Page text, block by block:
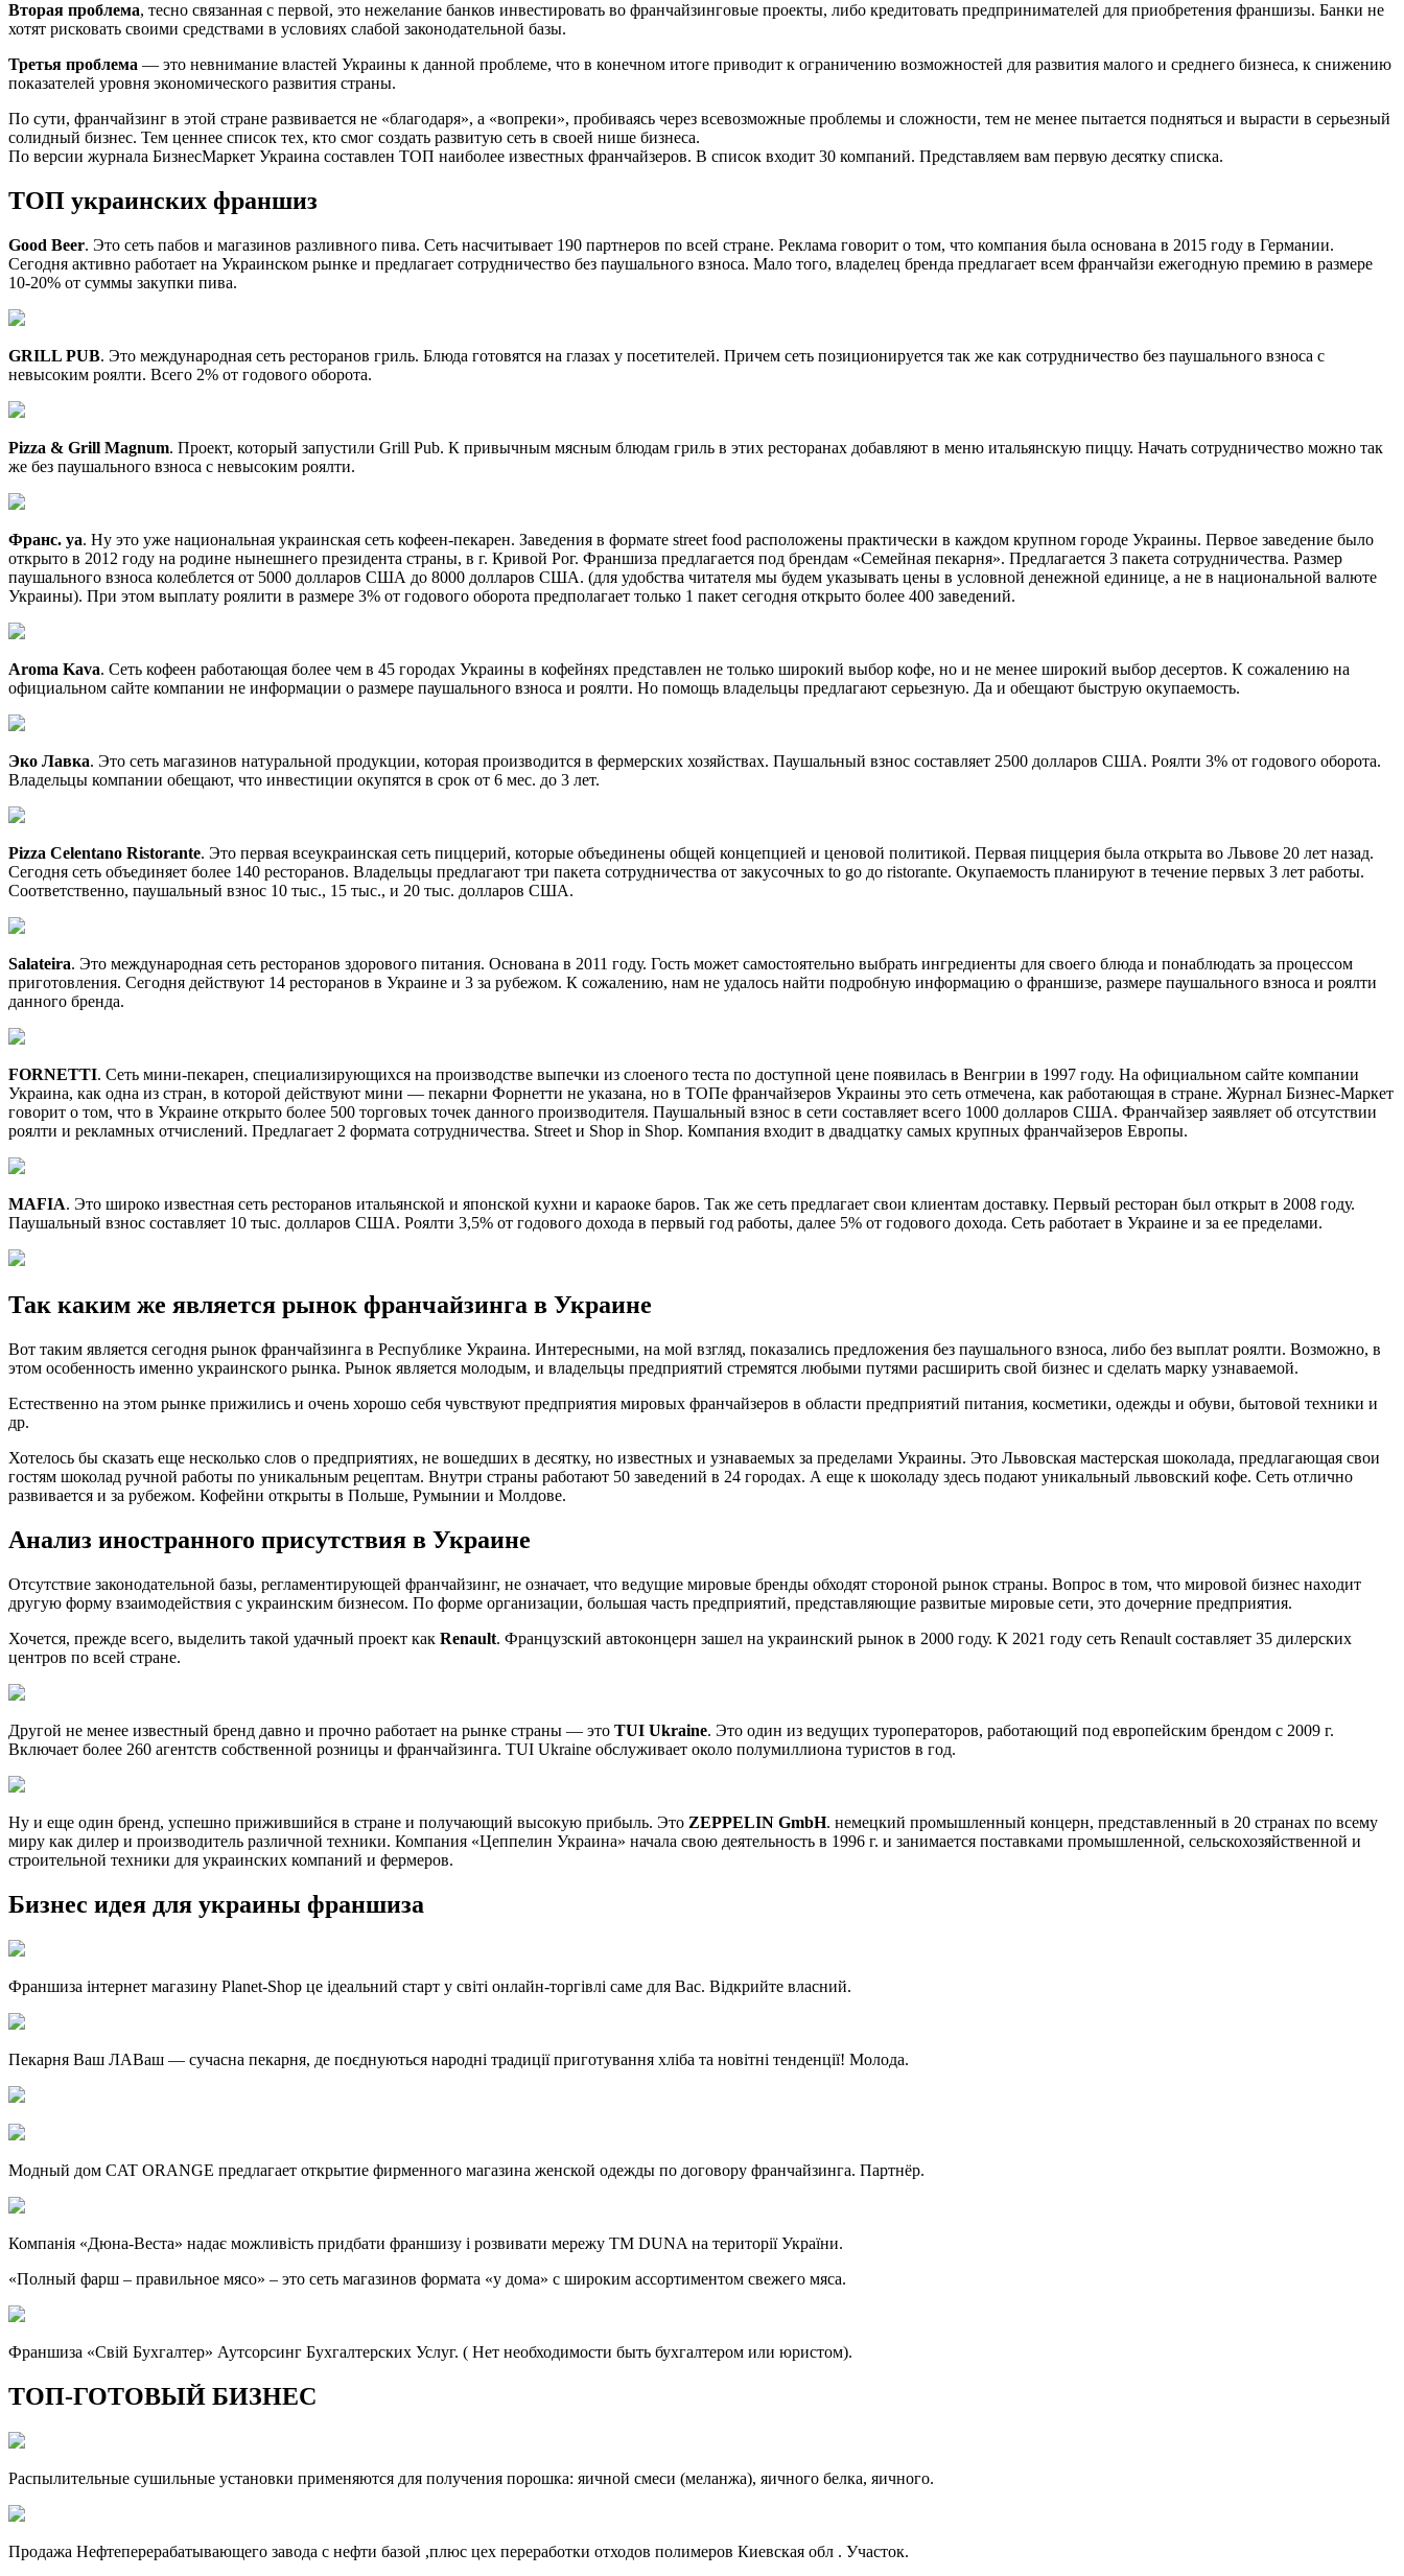
Вторая проблема, тесно связанная с первой, это нежелание банков инвестировать во франчайзинговые проекты, либо кредитовать предпринимателей для приобретения франшизы. Банки не
хотят рисковать своими средствами в условиях слабой законодательной базы.
Третья проблема — это невнимание властей Украины к данной проблеме, что в конечном итоге приводит к ограничению возможностей для развития малого и среднего бизнеса, к снижению
показателей уровня экономического развития страны.
По сути, франчайзинг в этой стране развивается не «благодаря», а «вопреки», пробиваясь через всевозможные проблемы и сложности, тем не менее пытается подняться и вырасти в серьезный
солидный бизнес. Тем ценнее список тех, кто смог создать развитую сеть в своей нише бизнеса.
По версии журнала БизнесМаркет Украина составлен ТОП наиболее известных франчайзеров. В список входит 30 компаний. Представляем вам первую десятку списка.
ТОП украинских франшиз
Good Beer. Это сеть пабов и магазинов разливного пива. Сеть насчитывает 190 партнеров по всей стране. Реклама говорит о том, что компания была основана в 2015 году в Германии.
Сегодня активно работает на Украинском рынке и предлагает сотрудничество без паушального взноса. Мало того, владелец бренда предлагает всем франчайзи ежегодную премию в размере
10-20% от суммы закупки пива.
GRILL PUB. Это международная сеть ресторанов гриль. Блюда готовятся на глазах у посетителей. Причем сеть позиционируется так же как сотрудничество без паушального взноса с
невысоким роялти. Всего 2% от годового оборота.
Pizza & Grill Magnum. Проект, который запустили Grill Pub. К привычным мясным блюдам гриль в этих ресторанах добавляют в меню итальянскую пиццу. Начать сотрудничество можно так
же без паушального взноса с невысоким роялти.
Франс. уа. Ну это уже национальная украинская сеть кофеен-пекарен. Заведения в формате street food расположены практически в каждом крупном городе Украины. Первое заведение было
открыто в 2012 году на родине нынешнего президента страны, в г. Кривой Рог. Франшиза предлагается под брендам «Семейная пекарня». Предлагается 3 пакета сотрудничества. Размер
паушального взноса колеблется от 5000 долларов США до 8000 долларов США. (для удобства читателя мы будем указывать цены в условной денежной единице, а не в национальной валюте
Украины). При этом выплату роялити в размере 3% от годового оборота предполагает только 1 пакет cегодня открыто более 400 заведений.
Aroma Kava. Сеть кофеен работающая более чем в 45 городах Украины в кофейнях представлен не только широкий выбор кофе, но и не менее широкий выбор десертов. К сожалению на
официальном сайте компании не информации о размере паушального взноса и роялти. Но помощь владельцы предлагают серьезную. Да и обещают быструю окупаемость.
Эко Лавка. Это сеть магазинов натуральной продукции, которая производится в фермерских хозяйствах. Паушальный взнос составляет 2500 долларов США. Роялти 3% от годового оборота.
Владельцы компании обещают, что инвестиции окупятся в срок от 6 мес. до 3 лет.
Pizza Celentano Ristorante. Это первая всеукраинская сеть пиццерий, которые объединены общей концепцией и ценовой политикой. Первая пиццерия была открыта во Львове 20 лет назад.
Сегодня сеть объединяет более 140 ресторанов. Владельцы предлагают три пакета сотрудничества от закусочных to go до ristorante. Окупаемость планируют в течение первых 3 лет работы.
Соответственно, паушальный взнос 10 тыс., 15 тыс., и 20 тыс. долларов США.
Salateira. Это международная сеть ресторанов здорового питания. Основана в 2011 году. Гость может самостоятельно выбрать ингредиенты для своего блюда и понаблюдать за процессом
приготовления. Сегодня действуют 14 ресторанов в Украине и 3 за рубежом. К сожалению, нам не удалось найти подробную информацию о франшизе, размере паушального взноса и роялти
данного бренда.
FORNETTI. Сеть мини-пекарен, специализирующихся на производстве выпечки из слоеного теста по доступной цене появилась в Венгрии в 1997 году. На официальном сайте компании
Украина, как одна из стран, в которой действуют мини — пекарни Форнетти не указана, но в ТОПе франчайзеров Украины это сеть отмечена, как работающая в стране. Журнал Бизнес-Маркет
говорит о том, что в Украине открыто более 500 торговых точек данного производителя. Паушальный взнос в сети составляет всего 1000 долларов США. Франчайзер заявляет об отсутствии
роялти и рекламных отчислений. Предлагает 2 формата сотрудничества. Street и Shop in Shop. Компания входит в двадцатку самых крупных франчайзеров Европы.
MAFIA. Это широко известная сеть ресторанов итальянской и японской кухни и караоке баров. Так же сеть предлагает свои клиентам доставку. Первый ресторан был открыт в 2008 году.
Паушальный взнос составляет 10 тыс. долларов США. Роялти 3,5% от годового дохода в первый год работы, далее 5% от годового дохода. Сеть работает в Украине и за ее пределами.
Так каким же является рынок франчайзинга в Украине
Вот таким является сегодня рынок франчайзинга в Республике Украина. Интересными, на мой взгляд, показались предложения без паушального взноса, либо без выплат роялти. Возможно, в
этом особенность именно украинского рынка. Рынок является молодым, и владельцы предприятий стремятся любыми путями расширить свой бизнес и сделать марку узнаваемой.
Естественно на этом рынке прижились и очень хорошо себя чувствуют предприятия мировых франчайзеров в области предприятий питания, косметики, одежды и обуви, бытовой техники и
др.
Хотелось бы сказать еще несколько слов о предприятиях, не вошедших в десятку, но известных и узнаваемых за пределами Украины. Это Львовская мастерская шоколада, предлагающая свои
гостям шоколад ручной работы по уникальным рецептам. Внутри страны работают 50 заведений в 24 городах. А еще к шоколаду здесь подают уникальный львовский кофе. Сеть отлично
развивается и за рубежом. Кофейни открыты в Польше, Румынии и Молдове.
Анализ иностранного присутствия в Украине
Отсутствие законодательной базы, регламентирующей франчайзинг, не означает, что ведущие мировые бренды обходят стороной рынок страны. Вопрос в том, что мировой бизнес находит
другую форму взаимодействия с украинским бизнесом. По форме организации, большая часть предприятий, представляющие развитые мировые сети, это дочерние предприятия.
Хочется, прежде всего, выделить такой удачный проект как Renault. Французский автоконцерн зашел на украинский рынок в 2000 году. К 2021 году сеть Renault составляет 35 дилерских
центров по всей стране.
Другой не менее известный бренд давно и прочно работает на рынке страны — это TUI Ukraine. Это один из ведущих туроператоров, работающий под европейским брендом с 2009 г.
Включает более 260 агентств собственной розницы и франчайзинга. TUI Ukraine обслуживает около полумиллиона туристов в год.
Ну и еще один бренд, успешно прижившийся в стране и получающий высокую прибыль. Это ZEPPELIN GmbH. немецкий промышленный концерн, представленный в 20 странах по всему
миру как дилер и производитель различной техники. Компания «Цеппелин Украина» начала свою деятельность в 1996 г. и занимается поставками промышленной, сельскохозяйственной и
строительной техники для украинских компаний и фермеров.
Бизнес идея для украины франшиза
Франшиза інтернет магазину Planet-Shop це ідеальний старт у світі онлайн-торгівлі саме для Вас. Відкрийте власний.
Пекарня Ваш ЛАВаш — сучасна пекарня, де поєднуються народні традиції приготування хліба та новітні тенденції! Молода.
Модный дом CAT ORANGE предлагает открытие фирменного магазина женской одежды по договору франчайзинга. Партнёр.
Компанія «Дюна-Веста» надає можливість придбати франшизу і розвивати мережу ТМ DUNA на території України.
«Полный фарш – правильное мясо» – это сеть магазинов формата «у дома» с широким ассортиментом свежего мяса.
Франшиза «Свій Бухгалтер» Аутсорсинг Бухгалтерских Услуг. ( Нет необходимости быть бухгалтером или юристом).
ТОП-ГОТОВЫЙ БИЗНЕС
Распылительные сушильные установки применяются для получения порошка: яичной смеси (меланжа), яичного белка, яичного.
Продажа Нефтеперерабатывающего завода с нефти базой ,плюс цех переработки отходов полимеров Киевская обл . Участок.